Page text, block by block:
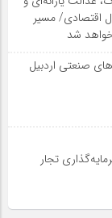
اقتصادی/ مسیر
شد
صنعتی اردبیل
تجار